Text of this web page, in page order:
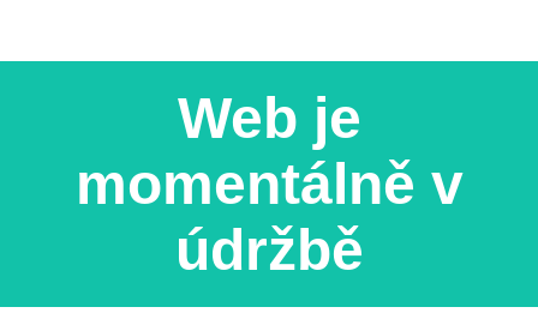
Web je
momentálně v
údržbě